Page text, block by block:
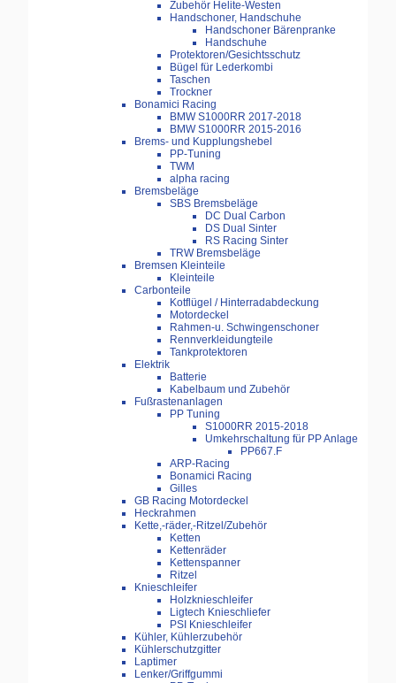
Zubehör Helite-Westen
Handschoner, Handschuhe
Handschoner Bärenpranke
Handschuhe
Protektoren/Gesichtsschutz
Bügel für Lederkombi
Taschen
Trockner
Bonamici Racing
BMW S1000RR 2017-2018
BMW S1000RR 2015-2016
Brems- und Kupplungshebel
PP-Tuning
TWM
alpha racing
Bremsbeläge
SBS Bremsbeläge
DC Dual Carbon
DS Dual Sinter
RS Racing Sinter
TRW Bremsbeläge
Bremsen Kleinteile
Kleinteile
Carbonteile
Kotflügel / Hinterradabdeckung
Motordeckel
Rahmen-u. Schwingenschoner
Rennverkleidungteile
Tankprotektoren
Elektrik
Batterie
Kabelbaum und Zubehör
Fußrastenanlagen
PP Tuning
S1000RR 2015-2018
Umkehrschaltung für PP Anlage
PP667.F
ARP-Racing
Bonamici Racing
Gilles
GB Racing Motordeckel
Heckrahmen
Kette,-räder,-Ritzel/Zubehör
Ketten
Kettenräder
Kettenspanner
Ritzel
Knieschleifer
Holzknieschleifer
Ligtech Knieschliefer
PSI Knieschleifer
Kühler, Kühlerzubehör
Kühlerschutzgitter
Laptimer
Lenker/Griffgummi